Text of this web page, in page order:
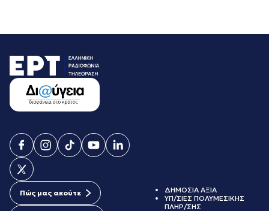
Πώς μας ακούτε
ΔΗΜΟΣΙΑ ΑΞΙΑ
ΥΠ/ΣΙΕΣ ΠΟΛΥΜΕΣΙΚΗΣ
ΠΛΗΡ/ΣΗΣ